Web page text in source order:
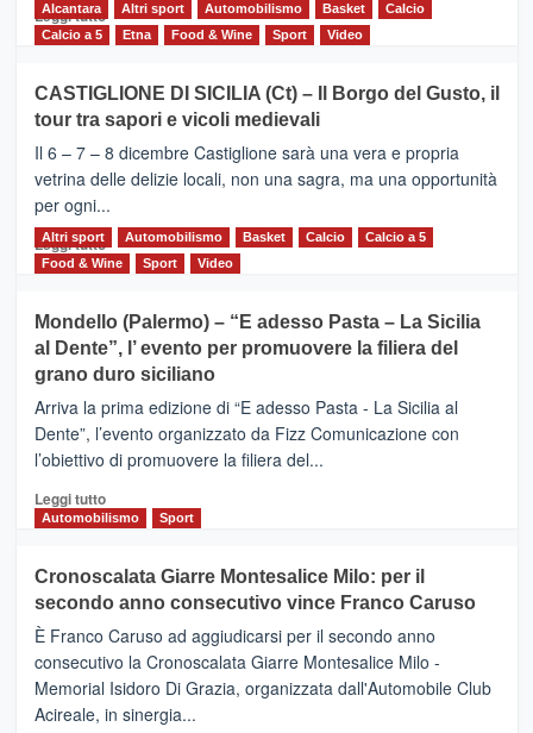
Leggi tutto Leggi
MOIO
ALCANTARA
–
Vivicittà,
alla
scoperta
del
territorio,
e
messaggi
di
Alcantara Altri sport Automobilismo Basket
Calcio
Calcio a 5
Etna Food & Wine Sport Video
CASTIGLIONE DI SICILIA (Ct) – Il Borgo del Gusto, il
tour tra sapori e vicoli medievali
Il 6 – 7 – 8 dicembre Castiglione sarà una vera e propria
vetrina delle delizie locali, non una sagra, ma una opportunità
per ogni...
Leggi tuttoLeggi
di
CASTIGLIONE
DI
SICILIA
(Ct)
–
Il
Borgo
Gusto,
il
tra
sapori
vicoli
medievali
Altri sport Automobilismo Basket Calcio
Calcio a 5
Food & Wine
Sport Video
Mondello (Palermo) – “E adesso Pasta – La Sicilia
al Dente”, l’ evento per promuovere la filiera del
grano duro siciliano
Arriva la prima edizione di “E adesso Pasta - La Sicilia al
Dente”, l’evento organizzato da Fizz Comunicazione con
l’obiettivo di promuovere la filiera del...
Leggi tuttoLeggi
di
Mondello
(Palermo)
–
“E
adesso
Pasta
–
Automobilismo Sport
Cronoscalata Giarre Montesalice Milo: per il
secondo anno consecutivo vince Franco Caruso
È Franco Caruso ad aggiudicarsi per il secondo anno
consecutivo la Cronoscalata Giarre Montesalice Milo -
Memorial Isidoro Di Grazia, organizzata dall'Automobile Club
Acireale, in sinergia...